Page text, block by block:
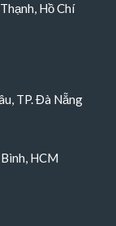
Hồ Chí
TP. Đà Nẵng
HCM